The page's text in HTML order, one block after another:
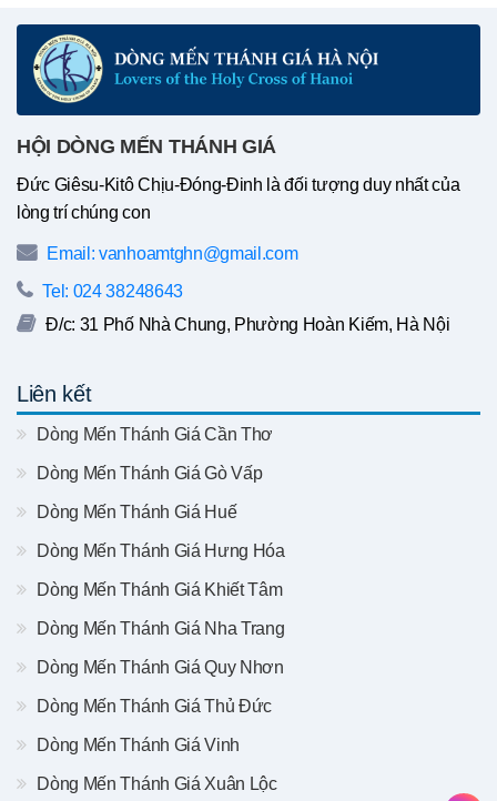
HỘI DÒNG MẾN THÁNH GIÁ
Đức Giêsu-Kitô Chịu-Đóng-Đinh là đối tượng duy nhất của
lòng trí chúng con
Email: vanhoamtghn@gmail.com
Tel: 024 38248643
Đ/c: 31 Phố Nhà Chung, Phường Hoàn Kiếm, Hà Nội
Liên kết
Dòng Mến Thánh Giá Cần Thơ
Dòng Mến Thánh Giá Gò Vấp
Dòng Mến Thánh Giá Huế
Dòng Mến Thánh Giá Hưng Hóa
Dòng Mến Thánh Giá Khiết Tâm
Dòng Mến Thánh Giá Nha Trang
Dòng Mến Thánh Giá Quy Nhơn
Dòng Mến Thánh Giá Thủ Đức
Dòng Mến Thánh Giá Vinh
Dòng Mến Thánh Giá Xuân Lộc